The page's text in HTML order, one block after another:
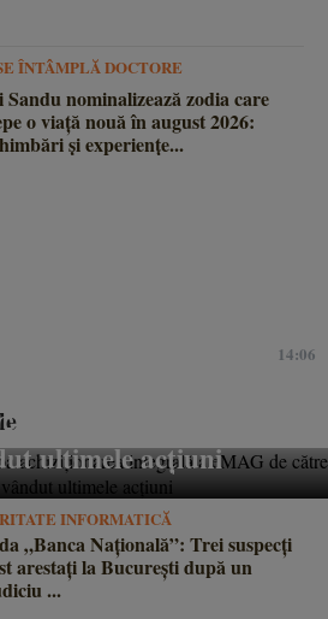
ÎNTÂMPLĂ DOCTORE
Sandu nominalizează zodia care
o viață nouă în august 2026:
și experiențe...
14:06
către Naspers. Iulian
ultimele acțiuni
INFORMATICĂ
„Banca Națională”: Trei suspecți
arestați la București după un
...